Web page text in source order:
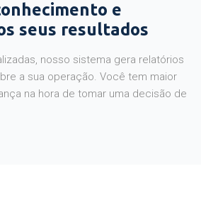
e
seus resultados
nosso sistema gera relatórios
a sua operação. Você tem maior
na hora de tomar uma decisão de